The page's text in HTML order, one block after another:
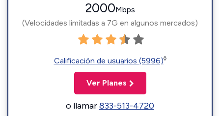
2000Mbps
(Velocidades limitadas a 7G en algunos mercados)
Calificación de usuarios (5996)◊
Ver Planes
o llamar833-513-4720